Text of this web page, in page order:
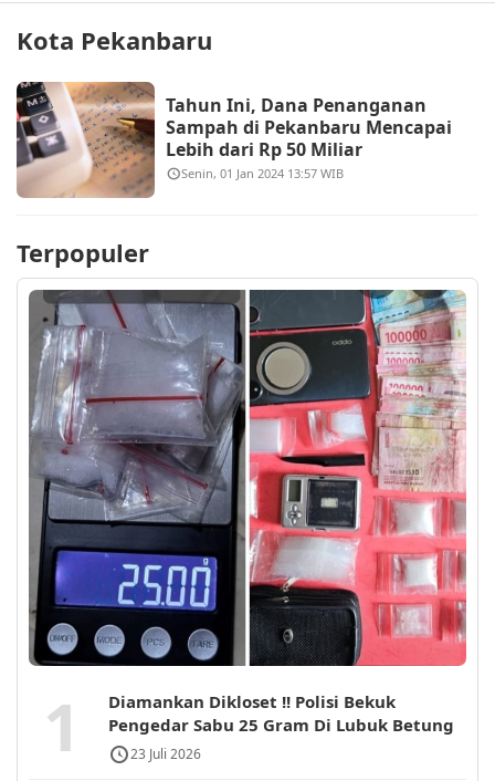
Kota Pekanbaru
Tahun Ini, Dana Penanganan
Sampah di Pekanbaru Mencapai
Lebih dari Rp 50 Miliar
Senin, 01 Jan 2024 13:57 WIB
Terpopuler
1
Diamankan Dikloset !! Polisi Bekuk
Pengedar Sabu 25 Gram Di Lubuk Betung
23 Juli 2026